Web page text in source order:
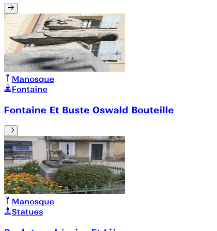
Manosque
Fontaine
Fontaine Et Buste Oswald Bouteille
Manosque
Statues